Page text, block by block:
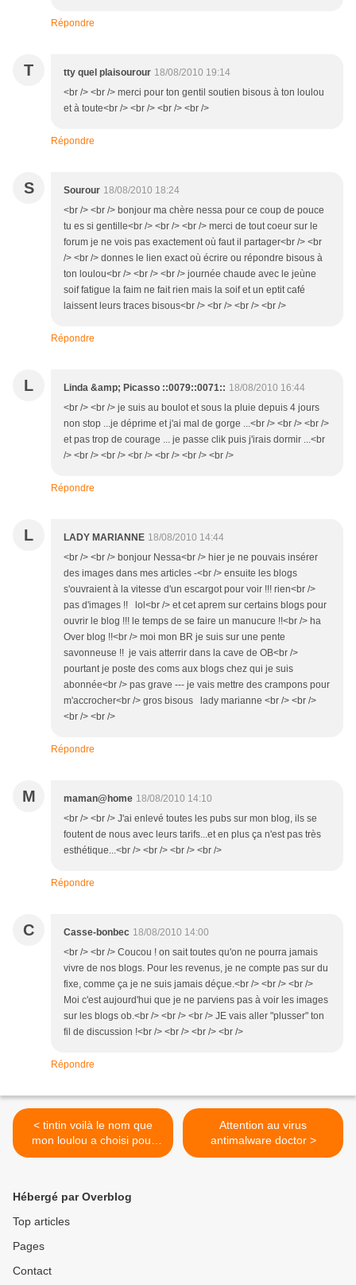
Répondre
T tty quel plaisourour 18/08/2010 19:14
<br /> <br /> merci pour ton gentil soutien bisous à ton loulou
et à toute<br /> <br /> <br /> <br />
Répondre
S Sourour 18/08/2010 18:24
<br /> <br /> bonjour ma chère nessa pour ce coup de pouce
tu es si gentille<br /> <br /> <br /> merci de tout coeur sur le
forum je ne vois pas exactement où faut il partager<br /> <br
/> <br /> donnes le lien exact où écrire ou répondre bisous à
ton loulou<br /> <br /> <br /> journée chaude avec le jeùne
soif fatigue la faim ne fait rien mais la soif et un eptit café
laissent leurs traces bisous<br /> <br /> <br /> <br />
Répondre
L Linda &amp; Picasso ::0079::0071:: 18/08/2010 16:44
<br /> <br /> je suis au boulot et sous la pluie depuis 4 jours
non stop ...je déprime et j'ai mal de gorge ...<br /> <br /> <br />
et pas trop de courage ... je passe clik puis j'irais dormir ...<br
/> <br /> <br /> <br /> <br /> <br /> <br />
Répondre
L LADY MARIANNE 18/08/2010 14:44
<br /> <br /> bonjour Nessa<br /> hier je ne pouvais insérer
des images dans mes articles -<br /> ensuite les blogs
s'ouvraient à la vitesse d'un escargot pour voir !!! rien<br />
pas d'images !! lol<br /> et cet aprem sur certains blogs pour
ouvrir le blog !!! le temps de se faire un manucure !!<br /> ha
Over blog !!<br /> moi mon BR je suis sur une pente
savonneuse !! je vais atterrir dans la cave de OB<br />
pourtant je poste des coms aux blogs chez qui je suis
abonnée<br /> pas grave --- je vais mettre des crampons pour
m'accrocher<br /> gros bisous lady marianne <br /> <br />
<br /> <br />
Répondre
M maman@home 18/08/2010 14:10
<br /> <br /> J'ai enlevé toutes les pubs sur mon blog, ils se
foutent de nous avec leurs tarifs...et en plus ça n'est pas très
esthétique...<br /> <br /> <br /> <br />
Répondre
C Casse-bonbec 18/08/2010 14:00
<br /> <br /> Coucou ! on sait toutes qu'on ne pourra jamais
vivre de nos blogs. Pour les revenus, je ne compte pas sur du
fixe, comme ça je ne suis jamais déçue.<br /> <br /> <br />
Moi c'est aujourd'hui que je ne parviens pas à voir les images
sur les blogs ob.<br /> <br /> <br /> JE vais aller "plusser" ton
fil de discussion !<br /> <br /> <br /> <br />
Répondre
< tintin voilà le nom que
mon loulou a choisi pour
son mouton bleu !
Attention au virus
antimalware doctor >
Hébergé par Overblog
Top articles
Pages
Contact